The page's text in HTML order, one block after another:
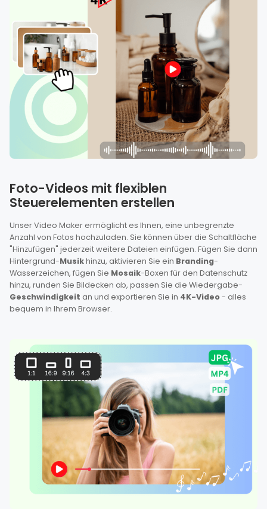
Foto-Videos mit flexiblen
Steuerelementen erstellen
Unser Video Maker ermöglicht es Ihnen, eine unbegrenzte
Anzahl von Fotos hochzuladen. Sie können über die Schaltfläche
"Hinzufügen" jederzeit weitere Dateien einfügen. Fügen Sie dann
Hintergrund-Musikhinzu, aktivieren Sie ein Branding-
Wasserzeichen, fügen Sie Mosaik-Boxen für den Datenschutz
hinzu, runden Sie Bildecken ab, passen Sie die Wiedergabe-
Geschwindigkeit an und exportieren Sie in 4K-Video- alles
bequem in Ihrem Browser.